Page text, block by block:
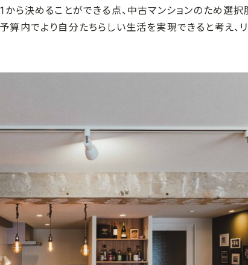
から決めることができる点、中古マンションのため選
算内でより自分たちらしい生活を実現できると考え、